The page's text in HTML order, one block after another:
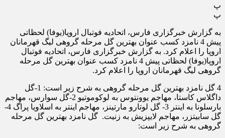
پ
پ
به گزارش خبرگزاری فارس، اتحادیه فوتبال اروپا(یوفا) لحظاتی
پیش 4 نامزد کسب عنوان بهترین گل مرحله گروهی لیگ قهرمانان
اروپا را اعلام کرد. به گزارش خبرگزاری فارس، اتحادیه فوتبال
اروپا(یوفا) لحظاتی پیش 4 نامزد کسب عنوان بهترین گل مرحله
گروهی لیگ قهرمانان اروپا را اعلام کرد.
4 گل نامزد بهترین گل مرحله گروهی به شرح زیر است: 1-گل
داگلاس کاستا، مهاجم یوونتوس به لوکوموتیو 2-گل سوارس، مهاجم
بارسلونا به اینتر 3- گل لوتارو مارتینز، مهاجم اینتر به اسلاویا پراگ 4-
گل سابیتزر، مهاجم لایپزیش به زنیت. گل نامزد بهترین گل مرحله
گروهی به شرح زیر است: